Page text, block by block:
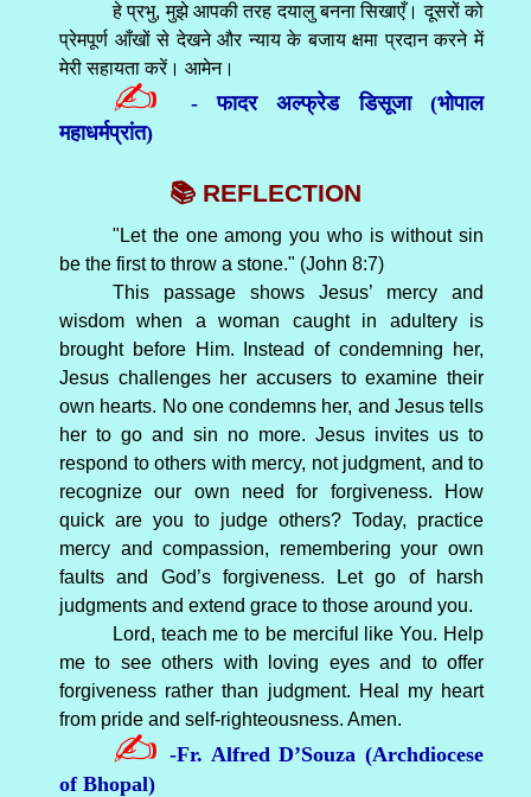
हे प्रभु, मुझे आपकी तरह दयालु बनना सिखाएँ। दूसरों को
प्रेमपूर्ण आँखों से देखने और न्याय के बजाय क्षमा प्रदान करने में
मेरी सहायता करें। आमेन।
✍
- फादर अल्फ्रेड डिसूजा (भोपाल
महाधर्मप्रांत)
📚 REFLECTION
"Let the one among you who is without sin
be the first to throw a stone." (John 8:7)
This passage shows Jesus’ mercy and
wisdom when a woman caught in adultery is
brought before Him. Instead of condemning her,
Jesus challenges her accusers to examine their
own hearts. No one condemns her, and Jesus tells
her to go and sin no more. Jesus invites us to
respond to others with mercy, not judgment, and to
recognize our own need for forgiveness. How
quick are you to judge others? Today, practice
mercy and compassion, remembering your own
faults and God’s forgiveness. Let go of harsh
judgments and extend grace to those around you.
Lord, teach me to be merciful like You. Help
me to see others with loving eyes and to offer
forgiveness rather than judgment. Heal my heart
from pride and self-righteousness. Amen.
✍ -Fr. Alfred D’Souza (Archdiocese
of Bhopal)